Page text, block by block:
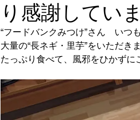
り感謝していま
“フードバンクみつけ”さん　いつ
大量の“長ネギ・里芋”をいただき
たっぷり食べて、風邪をひかずに